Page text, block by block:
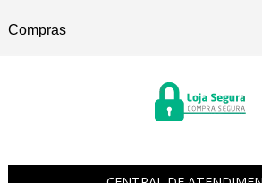
Compras